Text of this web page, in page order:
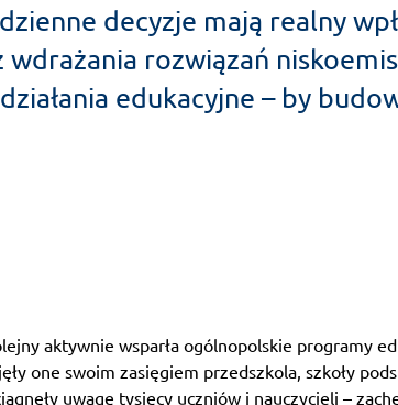
decyzje mają realny
rozwiązań
edukacyjne – by
aktywnie wsparła ogólnopolskie programy
one swoim zasięgiem przedszkola, szkoły
uwagę tysięcy uczniów i nauczycieli –